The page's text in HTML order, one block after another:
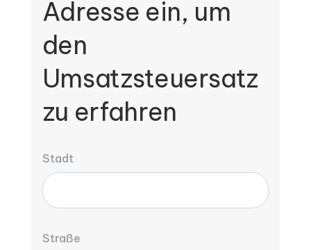
Adresse ein, um
den
Umsatzsteuersatz
zu erfahren
Stadt
Straße